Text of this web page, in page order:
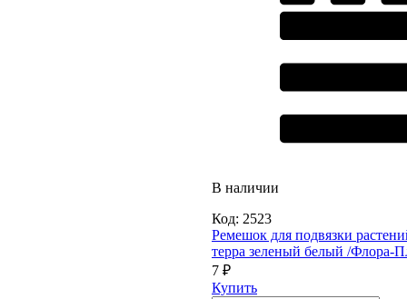
В наличии
Код: 2523
Ремешок для подвязки
терра зеленый белый /Флора-
7 ₽
Купить